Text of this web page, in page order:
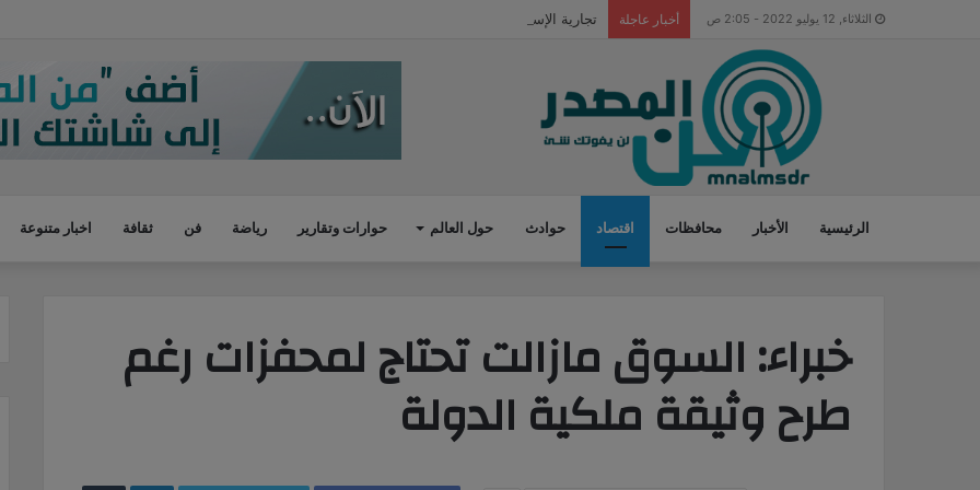
الثلاثاء, 12 يوليو 2022 - 2:05 ص أخبار عاجلة تجارية الإسماعيلية: غرفة عمليات لتلقى الشكاوى خلال إجازة عيد الأضحى
الرئيسية الأخبار محافظات اقتصاد حوادث حول العالم حوارات وتقارير رياضة فن ثقافة اخبار متنوعة
خبراء: السوق مازالت تحتاج لمحفزات رغم
طرح وثيقة ملكية الدولة
LinkedIn
‏Tumblr